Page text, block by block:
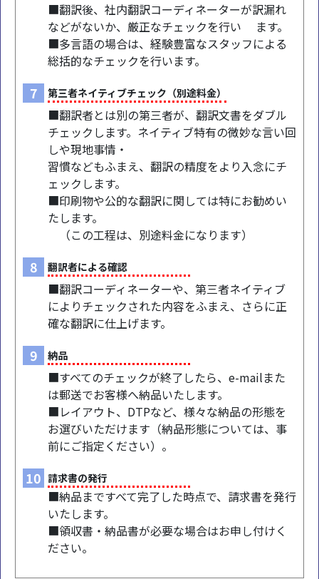
■翻訳後、社内翻訳コーディネーターが訳漏れ
などがないか、厳正なチェックを行い ます。
■多言語の場合は、経験豊富なスタッフによる
総括的なチェックを行います。
7 第三者ネイティブチェック（別途料金）
■翻訳者とは別の第三者が、翻訳文書をダブル
チェックします。ネイティブ特有の微妙な言い回
しや現地事情・
習慣などもふまえ、翻訳の精度をより入念にチ
ェックします。
■印刷物や公的な翻訳に関しては特にお勧めい
たします。
（この工程は、別途料金になります）
8 翻訳者による確認
■翻訳コーディネーターや、第三者ネイティブ
によりチェックされた内容をふまえ、さらに正
確な翻訳に仕上げます。
9 納品
■すべてのチェックが終了したら、e-mailまた
は郵送でお客様へ納品いたします。
■レイアウト、DTPなど、様々な納品の形態を
お選びいただけます（納品形態については、事
前にご指定ください）。
10 請求書の発行
■納品まですべて完了した時点で、請求書を発行
いたします。
■領収書・納品書が必要な場合はお申し付けく
ださい。